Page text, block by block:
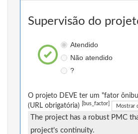
Supervisão do
Atendido
Não atendido
?
O projeto DEVE ter um "fator
(URL obrigatória)
[bus_factor] Mostrar
The project has a robust PMC
project's continuity.